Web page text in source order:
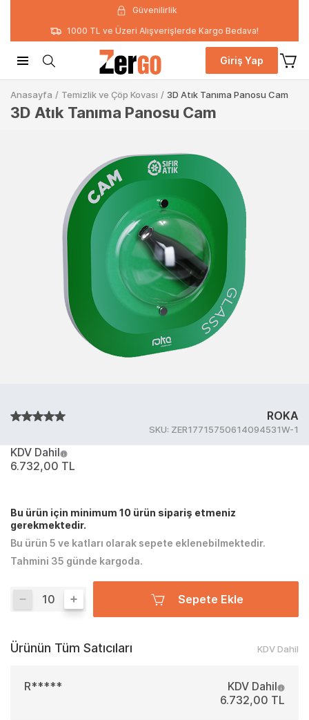
Güvenilirlik
1000 TL ve Üzeri Alışverişlerde Kargo Bedava!
Giriş Yap
Anasayfa / Temizlik ve Çöp Kovası / 3D Atık Tanıma Panosu Cam
3D Atık Tanıma Panosu Cam
ROKA
SKU: ZER17715750614094531W-1
KDV Dahil
6.732,00 TL
Bu ürün için minimum 10 ürün sipariş etmeniz
gerekmektedir.
Bu ürün 5 ve katları olarak sepete eklenebilmektedir.
Tahmini 35 günde kargoda.
Sepete Ekle
Ürünün Tüm Satıcıları KDV Dahil
R*****
KDV Dahil
6.732,00 TL